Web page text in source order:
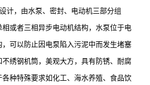
计，由水泵、密封、电动机三部分组
或者三相异步电动机结构，水泵位于电
可以防止因电泵陷入污泥中而发生堵塞
绣钢机筒，美观大方，具有防锈、耐腐
种特殊要求如化工、海水养殖、食品饮